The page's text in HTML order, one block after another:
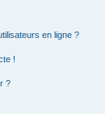
en ligne ?
!
?